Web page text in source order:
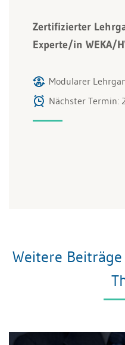
Zertifizierter
Experte/in WEKA/
Modularer
Nächster Termin:
Weitere